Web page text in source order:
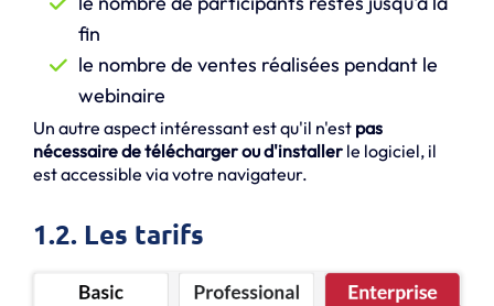
fin
le nombre de ventes réalisées pendant le
webinaire
Un autre aspect intéressant est qu'il n'est pas
nécessaire de télécharger ou d'installer le logiciel, il
est accessible via votre navigateur.
1.2. Les tarifs